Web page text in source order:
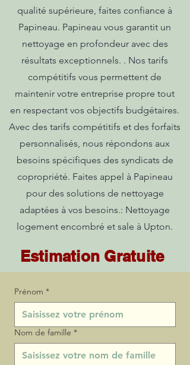
qualité supérieure, faites confiance à
Papineau. Papineau vous garantit un
nettoyage en profondeur avec des
résultats exceptionnels. . Nos tarifs
compétitifs vous permettent de
maintenir votre entreprise propre tout
en respectant vos objectifs budgétaires.
Avec des tarifs compétitifs et des forfaits
personnalisés, nous répondons aux
besoins spécifiques des syndicats de
copropriété. Faites appel à Papineau
pour des solutions de nettoyage
adaptées à vos besoins.: Nettoyage
logement encombré et sale à Upton.
Estimation Gratuite
Prénom *
Nom de famille *